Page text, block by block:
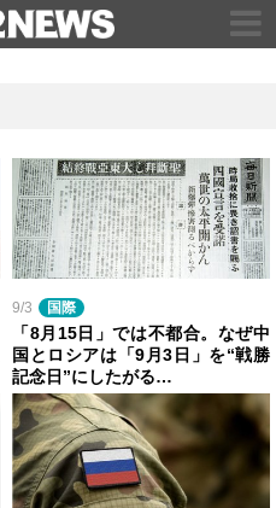
9/3 国際
「8月15日」では不都合。なぜ中
国とロシアは「9月3日」を“戦勝
記念日”にしたがる…